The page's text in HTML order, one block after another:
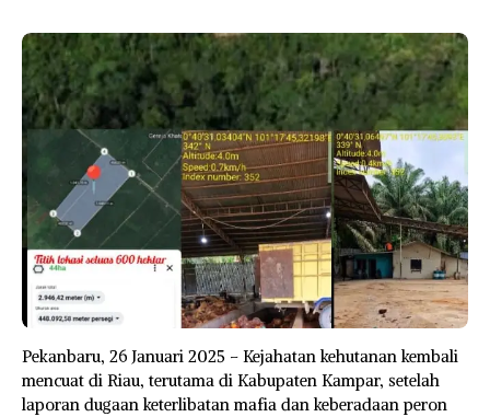
Pekanbaru, 26 Januari 2025 – Kejahatan kehutanan kembali
mencuat di Riau, terutama di Kabupaten Kampar, setelah
laporan dugaan keterlibatan mafia dan keberadaan peron